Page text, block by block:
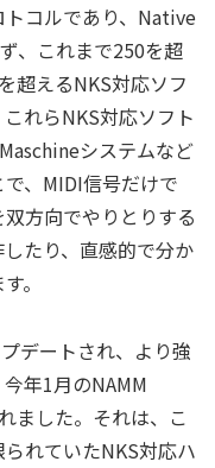
コルであり、Native
、これまで250を超
超えるNKS対応ソフ
れらNKS対応ソフト
システムなど
、MIDI信号だけで
方向でやりとりする
たり、直感的で分か
。
デートされ、より強
年1月のNAMM
ました。それは、こ
れていたNKS対応ハ